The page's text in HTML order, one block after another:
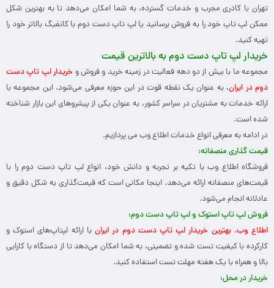
تهران با کادری مجرب و خدمات گسترده، به شما امکان می‌دهد تا به بهترین شکل
ممکن لپ تاپ خود را به فروش برسانید یا لپ تاپ دست دوم با کانفیگ بالاتر خود را
تهیه کنید.
خریدار لپ تاپ دست دوم به بالاترین قیمت
مجموعه ما با بیش از دو دهه فعالیت در زمینه خرید و فروش و خریدار لپ تاپ دست
دوم در ایران، به عنوان یک نقطه قوت در این حوزه معرفی می‌شود. این مجموعه با
ارائه خدمات به مشتریان در سراسر کشور، به عنوان یکی از پیشروهای این بازار شناخته
شده است.
در ادامه به معرفی انواع خدمات اطلاع وب می پردازیم.
قیمت گذاری منصفانه:
فروشگاه اطلاع وب با تکیه بر تجربه و دانش خود، انواع لپ تاپ دست دوم را با
قیمت‌های منصفانه ارائه می‌دهد. اینجا مکانی است که قیمت‌گذاری به شکل دقیق و
عادلانه انجام می‌شود.
فروش لپ تاپ استوک و لپ تاپ دست دوم:
اطلاع وب، بهترین خریدار لپ تاپ دست دوم در ایرانبا ارائه لپتاپ‌های استوک و
کارکرده با کیفیت تست شده و تضمینی، به شما امکان می‌دهد تا از دستگاه با کارایی
بالا و همراه با یک هفته مهلت تست استفاده کنید.
خریدار در محل: